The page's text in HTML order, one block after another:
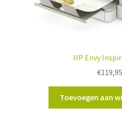
HP Envy
€119,95
Toevoegen aan